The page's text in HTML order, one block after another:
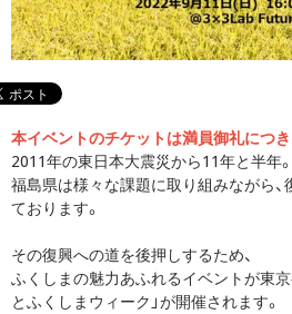
本イベントのチケットは満員御礼につき
2011年の東日本大震災から11年と半年。
福島県は様々な課題に取り組みながら
ております。
その復興への道を後押しするため、
ふくしまの魅力あふれるイベントが東京
とふくしまウィーク」が開催されます。